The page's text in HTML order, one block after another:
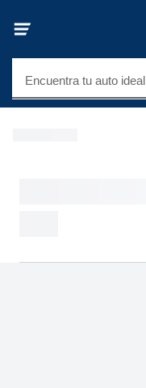
Encuentra tu auto ideal